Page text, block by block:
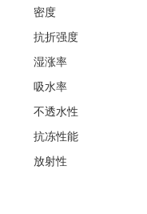
密度
抗折强度
湿涨率
吸水率
不透水性
抗冻性能
放射性